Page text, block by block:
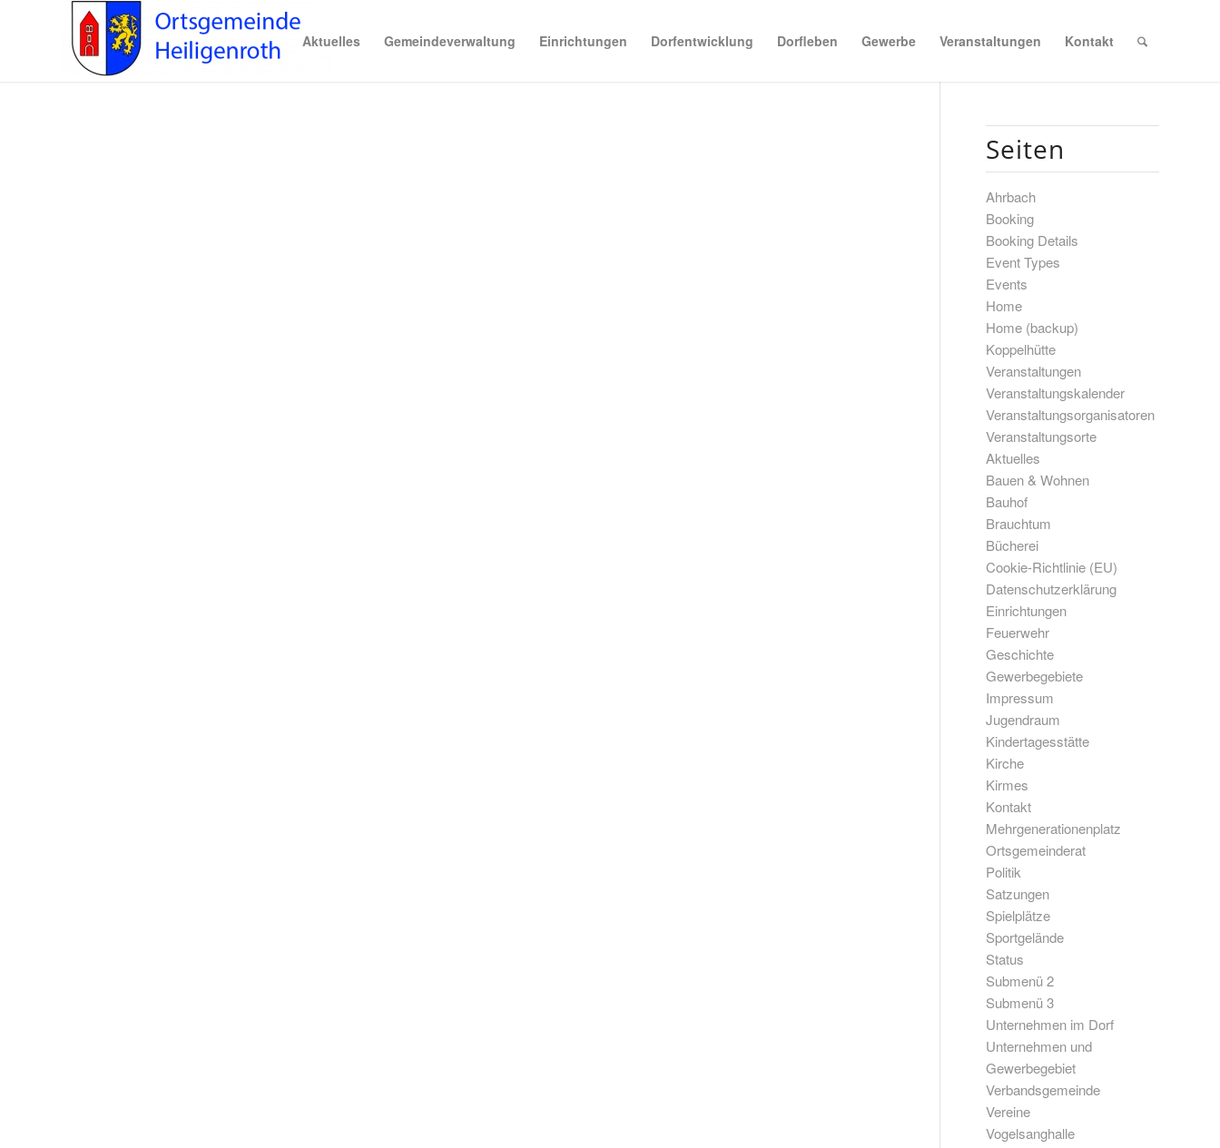
Aktuelles Gemeindeverwaltung Einrichtungen Dorfentwicklung Dorfleben Gewerbe Veranstaltungen Kontakt
Seiten
Ahrbach
Booking
Booking Details
Event Types
Events
Home
Home (backup)
Koppelhütte
Veranstaltungen
Veranstaltungskalender
Veranstaltungsorganisatoren
Veranstaltungsorte
Aktuelles
Bauen & Wohnen
Bauhof
Brauchtum
Bücherei
Cookie-Richtlinie (EU)
Datenschutzerklärung
Einrichtungen
Feuerwehr
Geschichte
Gewerbegebiete
Impressum
Jugendraum
Kindertagesstätte
Kirche
Kirmes
Kontakt
Mehrgenerationenplatz
Ortsgemeinderat
Politik
Satzungen
Spielplätze
Sportgelände
Status
Submenü 2
Submenü 3
Unternehmen im Dorf
Unternehmen und
Gewerbegebiet
Verbandsgemeinde
Vereine
Vogelsanghalle